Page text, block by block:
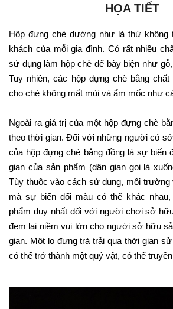
HỌA TIẾT
Hộp đựng chè dường như là thứ không
khách của mỗi gia đình. Có rất nhiều
sử dụng làm hộp chè để bày biện như
Tuy nhiên, các hộp đựng chè bằng
cho chè không mất mùi và ẩm mốc như
Ngoài ra giá trị của một hộp đựng chè
theo thời gian. Đối với những người có
của hộp đựng chè bằng đồng là sự biến
gian của sản phẩm (dân gian gọi là
Tùy thuộc vào cách sử dụng, môi trường
mà sự biến đổi màu có thể khác
phẩm duy nhất đối với người chơi sở
đem lại niềm vui lớn cho người sở hữu
gian. Một lọ đựng trà trải qua thời gian
có thể trở thành một quý vật, có thể